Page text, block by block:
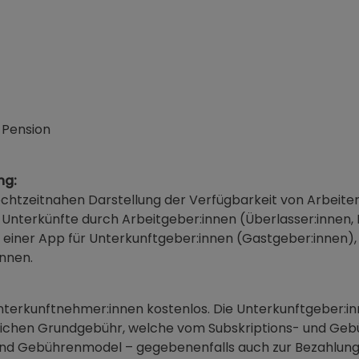
Darstellung der Verfügbarkeit von
durch Arbeitgeber:innen
App für Unterkunftgeber:innen
kostenlos. Die
Grundgebühr, welche vom Subskriptions- und
Gebührenmodel – gegebenenfalls auch zur